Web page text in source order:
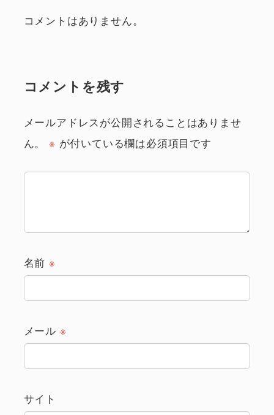
コメントはありません。
コメントを残す
メールアドレスが公開されることはありませ
ん。
※ が付いている欄は必須項目です
名前 ※
メール ※
サイト